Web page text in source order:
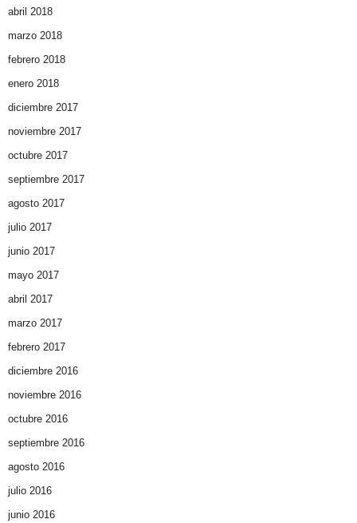
abril 2018
marzo 2018
febrero 2018
enero 2018
diciembre 2017
noviembre 2017
octubre 2017
septiembre 2017
agosto 2017
julio 2017
junio 2017
mayo 2017
abril 2017
marzo 2017
febrero 2017
diciembre 2016
noviembre 2016
octubre 2016
septiembre 2016
agosto 2016
julio 2016
junio 2016